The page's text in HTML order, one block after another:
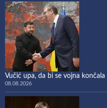
Vučić upa, da bi se vojna
08.08.2026